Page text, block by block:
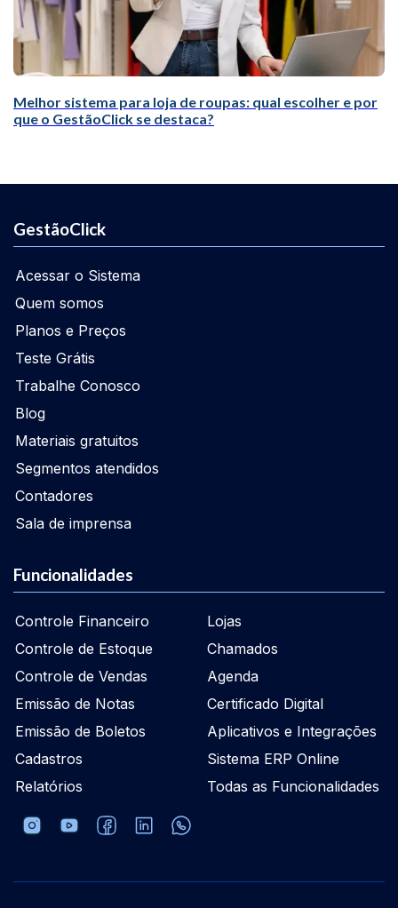
Melhor sistema para loja de roupas: qual escolher e por
que o GestãoClick se destaca?
GestãoClick
Acessar o Sistema
Quem somos
Planos e Preços
Teste Grátis
Trabalhe Conosco
Blog
Materiais gratuitos
Segmentos atendidos
Contadores
Sala de imprensa
Funcionalidades
Controle Financeiro
Controle de Estoque
Controle de Vendas
Emissão de Notas
Emissão de Boletos
Cadastros
Relatórios
Lojas
Chamados
Agenda
Certificado Digital
Aplicativos e Integrações
Sistema ERP Online
Todas as Funcionalidades